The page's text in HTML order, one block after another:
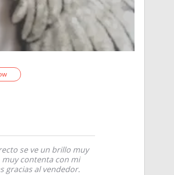
se ve un brillo muy
contenta con mi
gracias al vendedor.